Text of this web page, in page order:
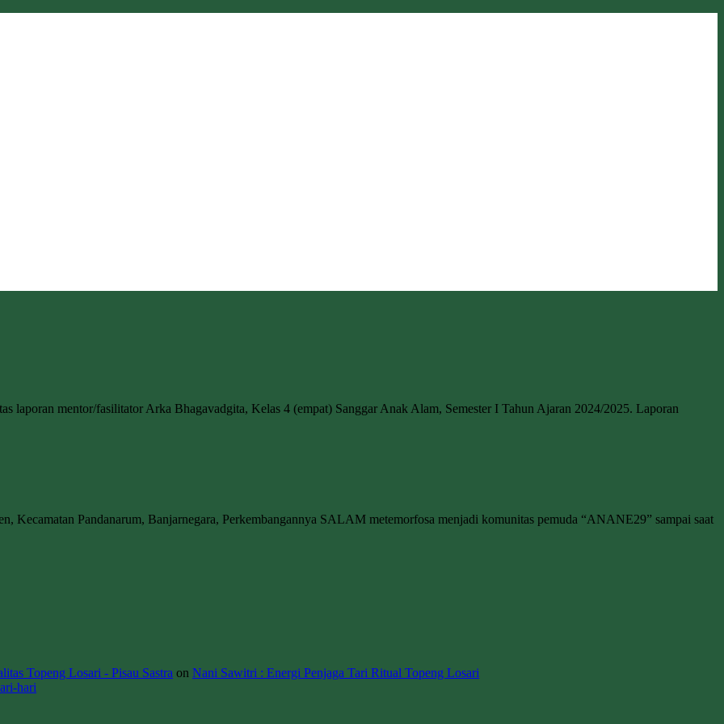
laporan mentor/fasilitator Arka Bhagavadgita, Kelas 4 (empat) Sanggar Anak Alam, Semester I Tahun Ajaran 2024/2025. Laporan
Kecamatan Pandanarum, Banjarnegara, Perkembangannya SALAM metemorfosa menjadi komunitas pemuda “ANANE29” sampai saat
Topeng Losari - Pisau Sastra on Nani Sawitri : Energi Penjaga Tari Ritual Topeng Losari
hari